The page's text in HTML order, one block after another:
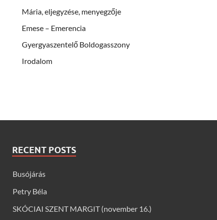
Mária, eljegyzése, menyegzője
Emese – Emerencia
Gyergyaszentelő Boldogasszony
Irodalom
RECENT POSTS
Busójárás
Petry Béla
SKÓCIAI SZENT MARGIT (november 16.)